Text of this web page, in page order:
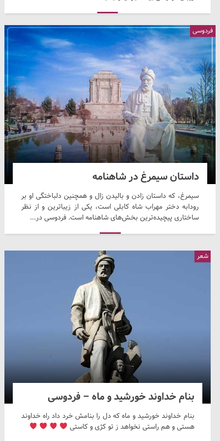
داستان سیمرغ در شاهنامه
سیمرغ، که داستان زادن و بالیدن زال و همچنین دلباختگی او بر
رودابه دختر مهراب شاه کابلی است، یکی از زیباترین و از نظر
ساختاری پیچیده‌ترین بخش‌های شاهنامه است. فردوسی در...
فردوسی
بنام خداوند خورشید و ماه – فردوسی
بنام خداوند خورشید و ماه که دل را بنامش خرد داد راه خداوند
هستی و هم راستی نخواهد ز تو کژی و کاستی
شعر